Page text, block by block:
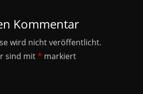
Kommentar
wird nicht veröffentlicht.
sind mit* markiert